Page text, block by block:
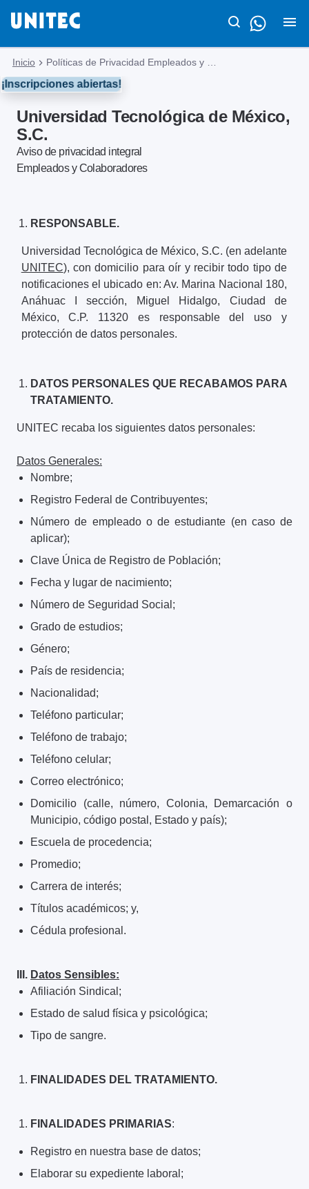
Inicio
¡Inscripciones abiertas!
Universidad Tecnológica de México,
S.C.
Aviso de privacidad integral
Empleados y Colaboradores
RESPONSABLE.
Universidad Tecnológica de México, S.C. (en adelante
UNITEC), con domicilio para oír y recibir todo tipo de
notificaciones el ubicado en: Av. Marina Nacional 180,
Anáhuac I sección, Miguel Hidalgo, Ciudad de
México, C.P. 11320 es responsable del uso y
protección de datos personales.
DATOS PERSONALES QUE RECABAMOS PARA
TRATAMIENTO.
UNITEC recaba los siguientes datos personales:
Datos Generales:
Nombre;
Registro Federal de Contribuyentes;
Número de empleado o de estudiante (en caso de
aplicar);
Clave Única de Registro de Población;
Fecha y lugar de nacimiento;
Número de Seguridad Social;
Grado de estudios;
Género;
País de residencia;
Nacionalidad;
Teléfono particular;
Teléfono de trabajo;
Teléfono celular;
Correo electrónico;
Domicilio (calle, número, Colonia, Demarcación o
Municipio, código postal, Estado y país);
Escuela de procedencia;
Promedio;
Carrera de interés;
Títulos académicos; y,
Cédula profesional.
III. Datos Sensibles:
Afiliación Sindical;
Estado de salud física y psicológica;
Tipo de sangre.
FINALIDADES DEL TRATAMIENTO.
FINALIDADES PRIMARIAS:
Registro en nuestra base de datos;
Elaborar su expediente laboral;